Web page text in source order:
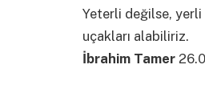
Yeterli değilse, yerli
uçakları alabiliriz.
İbrahim Tamer